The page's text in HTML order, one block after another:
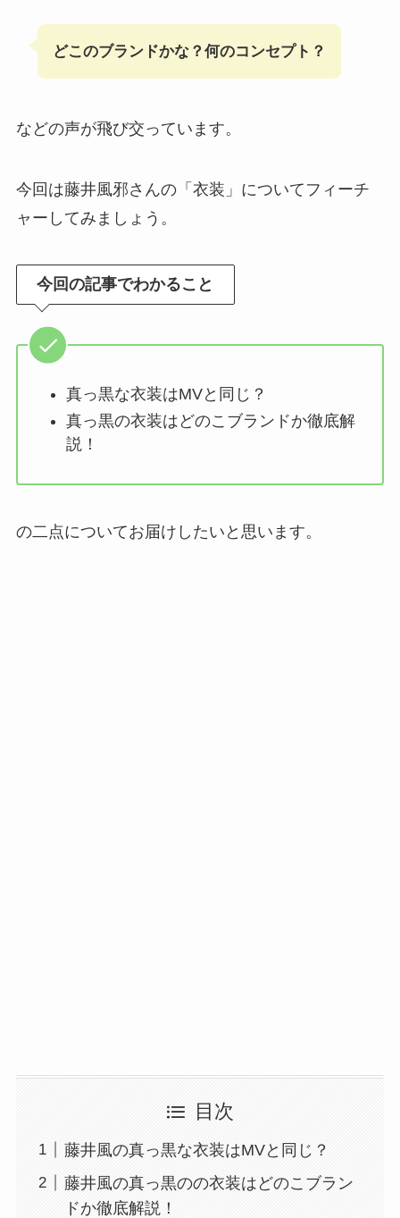
どこのブランドかな？何のコンセプト？
などの声が飛び交っています。
今回は藤井風邪さんの「衣装」についてフィーチ
ャーしてみましょう。
今回の記事でわかること
真っ黒な衣装はMVと同じ？
真っ黒の衣装はどのこブランドか徹底解
説！
の二点についてお届けしたいと思います。
目次
藤井風の真っ黒な衣装はMVと同じ？
藤井風の真っ黒のの衣装はどのこブラン
ドか徹底解説！